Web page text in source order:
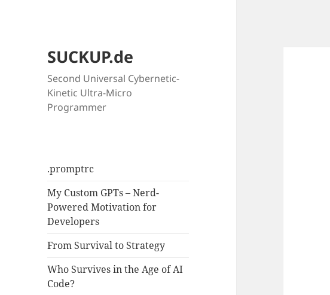
SUCKUP.de
Second Universal Cybernetic-
Kinetic Ultra-Micro
Programmer
.promptrc
My Custom GPTs – Nerd-
Powered Motivation for
Developers
From Survival to Strategy
Who Survives in the Age of AI
Code?